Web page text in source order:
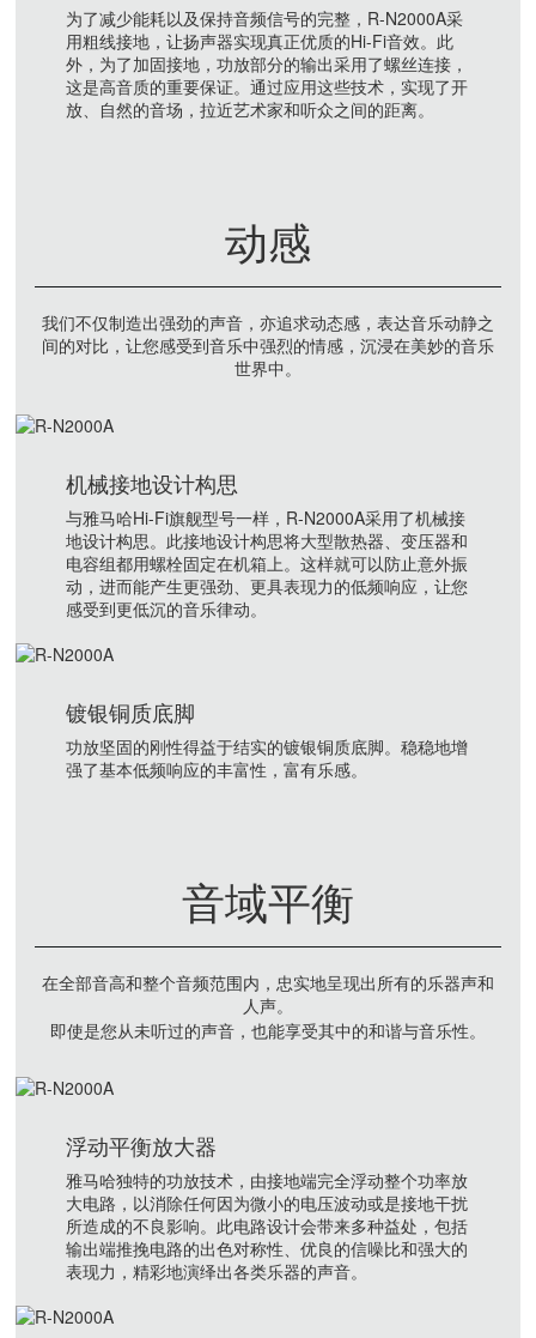
为了减少能耗以及保持音频信号的完整，R-N2000A采
用粗线接地，让扬声器实现真正优质的Hi-Fi音效。此
外，为了加固接地，功放部分的输出采用了螺丝连接，
这是高音质的重要保证。通过应用这些技术，实现了开
放、自然的音场，拉近艺术家和听众之间的距离。
动感
我们不仅制造出强劲的声音，亦追求动态感，表达音乐动静之
间的对比，让您感受到音乐中强烈的情感，沉浸在美妙的音乐
世界中。
机械接地设计构思
与雅马哈Hi-Fi旗舰型号一样，R-N2000A采用了机械接
地设计构思。此接地设计构思将大型散热器、变压器和
电容组都用螺栓固定在机箱上。这样就可以防止意外振
动，进而能产生更强劲、更具表现力的低频响应，让您
感受到更低沉的音乐律动。
镀银铜质底脚
功放坚固的刚性得益于结实的镀银铜质底脚。稳稳地增
强了基本低频响应的丰富性，富有乐感。
音域平衡
在全部音高和整个音频范围内，忠实地呈现出所有的乐器声和
人声。
即使是您从未听过的声音，也能享受其中的和谐与音乐性。
浮动平衡放大器
雅马哈独特的功放技术，由接地端完全浮动整个功率放
大电路，以消除任何因为微小的电压波动或是接地干扰
所造成的不良影响。此电路设计会带来多种益处，包括
输出端推挽电路的出色对称性、优良的信噪比和强大的
表现力，精彩地演绎出各类乐器的声音。